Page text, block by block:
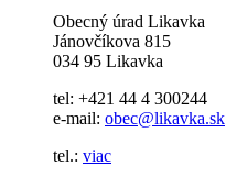
Obecný úrad Likavka
Jánovčíkova 815
034 95 Likavka
tel: +421 44 4 300244
e-mail: obec@likavka.sk
tel.: viac